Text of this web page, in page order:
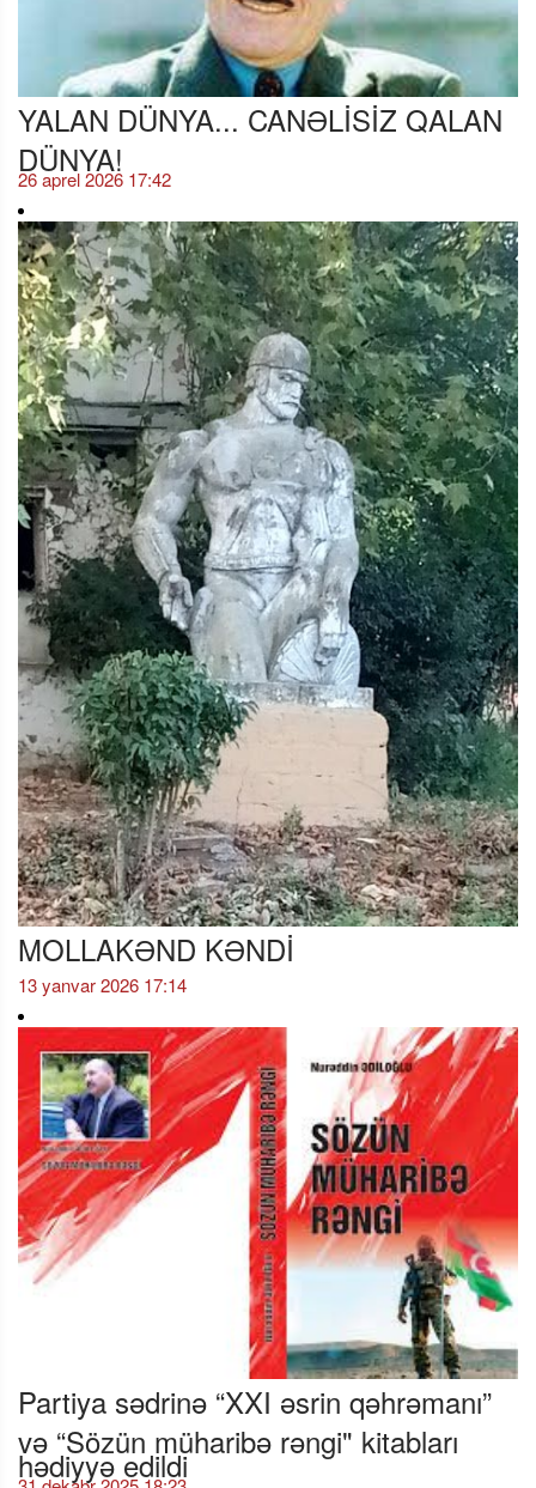
YALAN DÜNYA... CANƏLİSİZ QALAN
DÜNYA!
26 aprel 2026 17:42
MOLLAKƏND KƏNDİ
13 yanvar 2026 17:14
Partiya sədrinə “XXI əsrin qəhrəmanı”
və “Sözün müharibə rəngi" kitabları
hədiyyə edildi